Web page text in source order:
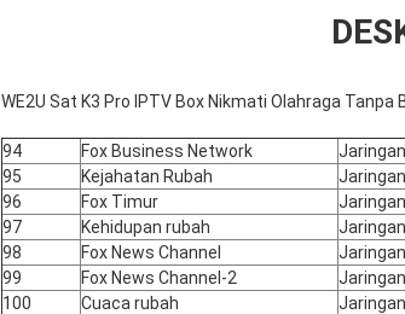
WE2U Sat K3 Pro IPTV Box Nikmati Olahraga Tanpa
94 Fox Business Network
95
Kejahatan Rubah
96
Fox Timur
97
Kehidupan rubah
98
Fox News Channel
99
Fox News Channel-2
100
Cuaca rubah